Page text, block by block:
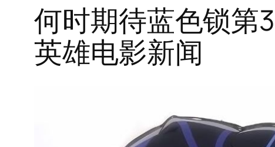
何时期待蓝色锁第
英雄电影新闻